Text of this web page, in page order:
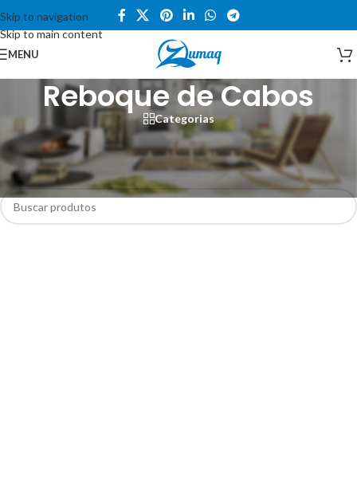
Skip to navigation
Skip to main content
MENU
Reboque de Cabos
Categorias
Início/Loja/ Reboque de Cabos
Nenhum produto foi encontrado para a sua seleção.